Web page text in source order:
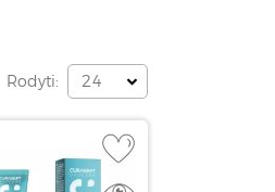
Rodyti: 24